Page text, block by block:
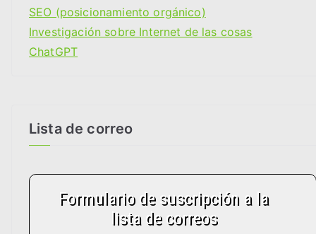
a
s
SEO (posicionamiento orgánico)
Investigación sobre Internet de las cosas
ChatGPT
Lista de correo